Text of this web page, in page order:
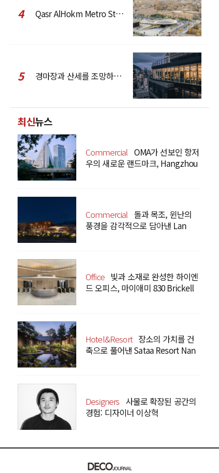
4 Qasr AlHokm Metro Station, 구도심과 현대 공공 인프라의 접점을 제안하다
5 경마장과 산세를 조망하는 CCD Hong Kong Creative Center
최신뉴스
Commercial OMA가 선보인 항저
우의 새로운 랜드마크, Hangzhou
Commercial 돌과 목조, 윈난의
풍경을 감각적으로 담아낸 Lan
Office 빛과 소재로 완성한 하이엔
드 오피스, 마이애미 830 Brickell
Hotel&Resort 장소의 가치를 건
축으로 풀어낸 Sataa Resort Nan
Designers 사물로 확장된 공간의
경험: 디자이너 이상혁